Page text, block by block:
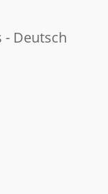
- Deutsch